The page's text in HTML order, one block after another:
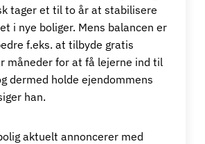
tager et til to år at stabilisere
i nye boliger. Mens balancen er
f.eks. at tilbyde gratis
måneder for at få lejerne ind til
dermed holde ejendommens
han.
aktuelt annoncerer med